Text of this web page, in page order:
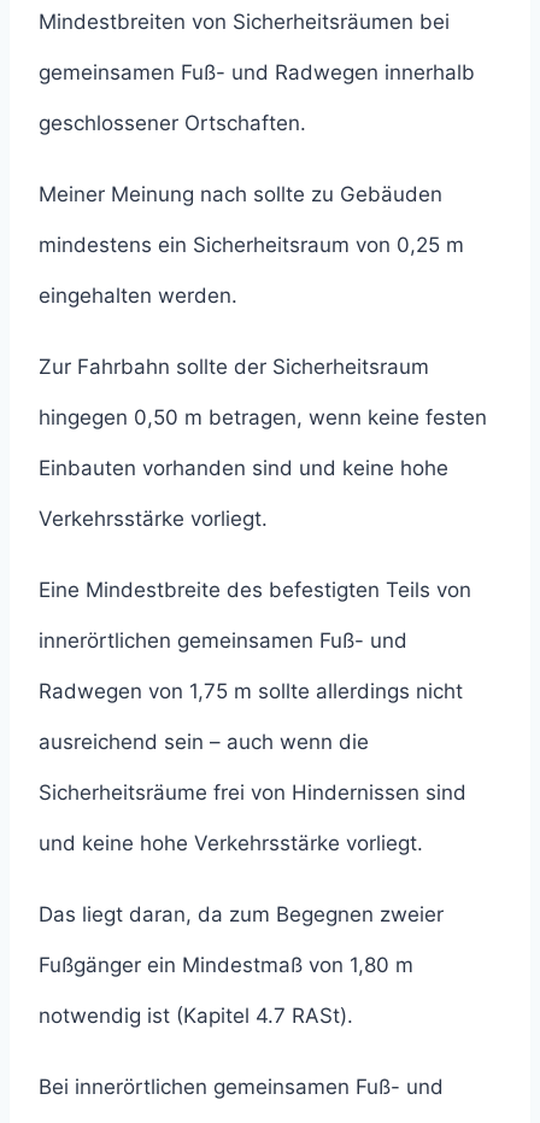
Mindestbreiten von Sicherheitsräumen bei
gemeinsamen Fuß- und Radwegen innerhalb
geschlossener Ortschaften.
Meiner Meinung nach sollte zu Gebäuden
mindestens ein Sicherheitsraum von 0,25 m
eingehalten werden.
Zur Fahrbahn sollte der Sicherheitsraum
hingegen 0,50 m betragen, wenn keine festen
Einbauten vorhanden sind und keine hohe
Verkehrsstärke vorliegt.
Eine Mindestbreite des befestigten Teils von
innerörtlichen gemeinsamen Fuß- und
Radwegen von 1,75 m sollte allerdings nicht
ausreichend sein – auch wenn die
Sicherheitsräume frei von Hindernissen sind
und keine hohe Verkehrsstärke vorliegt.
Das liegt daran, da zum Begegnen zweier
Fußgänger ein Mindestmaß von 1,80 m
notwendig ist (Kapitel 4.7 RASt).
Bei innerörtlichen gemeinsamen Fuß- und